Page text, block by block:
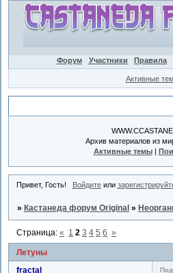
Форум Участники Правила
Активные
Архив материалов из
Активные темы|
Привет, Гость! Войдитеили
» Кастанеда форум Original »
Летуны
Страница:« 1 2 3 4 5 6 »
fractal